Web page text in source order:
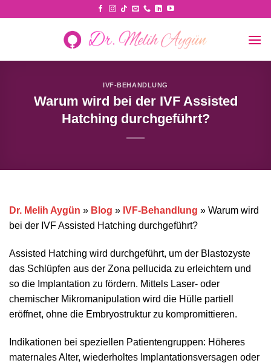
IVF-BEHANDLUNG
Warum wird bei der IVF Assisted
Hatching durchgeführt?
Dr. Melih Aygün » Blog » IVF-Behandlung » Warum wird
bei der IVF Assisted Hatching durchgeführt?
Assisted Hatching wird durchgeführt, um der Blastozyste
das Schlüpfen aus der Zona pellucida zu erleichtern und
so die Implantation zu fördern. Mittels Laser‑ oder
chemischer Mikromanipulation wird die Hülle partiell
eröffnet, ohne die Embryostruktur zu kompromittieren.
Indikationen bei speziellen Patientengruppen: Höheres
maternales Alter, wiederholtes Implantationsversagen oder